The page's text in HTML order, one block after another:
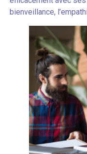
bienveillance,